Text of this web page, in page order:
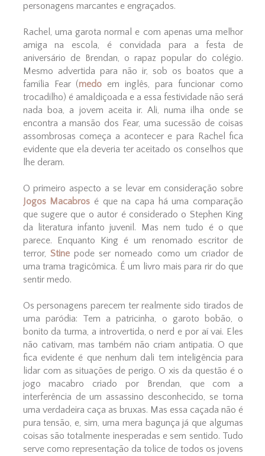
personagens marcantes e engraçados.
Rachel, uma garota normal e com apenas uma melhor
amiga na escola, é convidada para a festa de
aniversário de Brendan, o rapaz popular do colégio.
Mesmo advertida para não ir, sob os boatos que a
família Fear (medo em inglês, para funcionar como
trocadilho) é amaldiçoada e a essa festividade não será
nada boa, a jovem aceita ir. Ali, numa ilha onde se
encontra a mansão dos Fear, uma sucessão de coisas
assombrosas começa a acontecer e para Rachel fica
evidente que ela deveria ter aceitado os conselhos que
lhe deram.
O primeiro aspecto a se levar em consideração sobre
Jogos Macabros é que na capa há uma comparação
que sugere que o autor é considerado o Stephen King
da literatura infanto juvenil. Mas nem tudo é o que
parece. Enquanto King é um renomado escritor de
terror, Stine pode ser nomeado como um criador de
uma trama tragicômica. É um livro mais para rir do que
sentir medo.
Os personagens parecem ter realmente sido tirados de
uma paródia: Tem a patricinha, o garoto bobão, o
bonito da turma, a introvertida, o nerd e por aí vai. Eles
não cativam, mas também não criam antipatia. O que
fica evidente é que nenhum dali tem inteligência para
lidar com as situações de perigo. O xis da questão é o
jogo macabro criado por Brendan, que com a
interferência de um assassino desconhecido, se torna
uma verdadeira caça as bruxas. Mas essa caçada não é
pura tensão, e, sim, uma mera bagunça já que algumas
coisas são totalmente inesperadas e sem sentido. Tudo
serve como representação da tolice de todos os jovens